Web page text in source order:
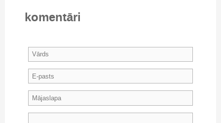
komentāri